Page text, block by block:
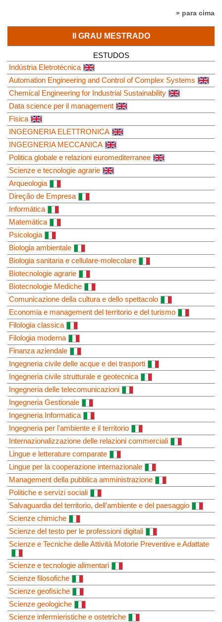
» para cima
II GRAU MESTRADO
ESTUDOS
Indústria Eletrotécnica
Automation Engineering and Control of Complex Systems
Chemical Engineering for Industrial Sustainability
Data science per il management
Fisica
INGEGNERIA ELETTRONICA
INGEGNERIA MECCANICA
Politica globale e relazioni euromediterranee
Scienze e tecnologie agrarie
Arqueologia
Direção de Empresa
Informática
Matemática
Psicologia
Biologia ambientale
Biologia sanitaria e cellulare-molecolare
Biotecnologie agrarie
Biotecnologie Mediche
Comunicazione della cultura e dello spettacolo
Economia e management del territorio e del turismo
Filologia classica
Filologia moderna
Finanza aziendale
Ingegneria civile delle acque e dei trasporti
Ingegneria civile strutturale e geotecnica
Ingegneria delle telecomunicazioni
Ingegneria Gestionale
Ingegneria Informatica
Ingegneria per l'ambiente e il territorio
Internazionalizzazione delle relazioni commerciali
Lingue e letterature comparate
Lingue per la cooperazione internazionale
Management della pubblica amministrazione
Politiche e servizi sociali
Salvaguardia del territorio, dell'ambiente e del paesaggio
Scienze chimiche
Scienze del testo per le professioni digitali
Scienze e Tecniche delle Attività Motorie Preventive e Adattate
Scienze e tecnologie alimentari
Scienze filosofiche
Scienze geofisiche
Scienze geologiche
Scienze infermieristiche e ostetriche